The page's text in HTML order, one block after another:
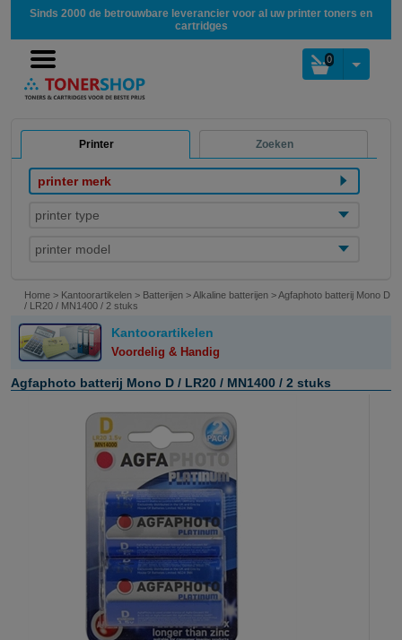
Sinds 2000 de betrouwbare leverancier voor al uw printer toners en
cartridges
0
Printer Zoeken
printer merk
printer type
printer model
Home > Kantoorartikelen > Batterijen >Alkaline batterijen >Agfaphoto batterij Mono D
/ LR20 / MN1400 / 2 stuks
Kantoorartikelen
Voordelig & Handig
Agfaphoto batterij Mono D / LR20 / MN1400 / 2 stuks